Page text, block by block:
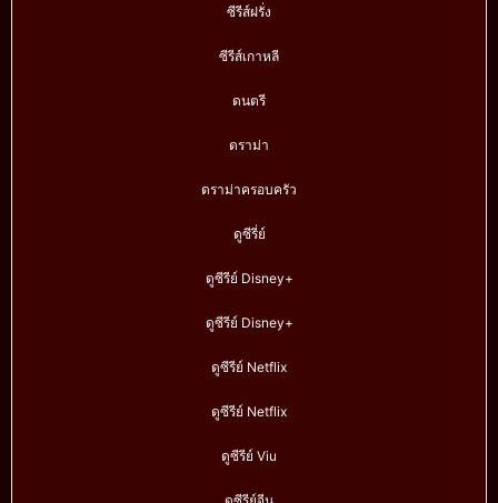
ซีรีส์ฝรั่ง
ซีรีส์เกาหลี
ดนตรี
ดราม่า
ดราม่าครอบครัว
ดูซีรี่ย์
ดูซีรีย์ Disney+
ดูซีรีย์ Disney+
ดูซีรีย์ Netflix
ดูซีรีย์ Netflix
ดูซีรีย์ Viu